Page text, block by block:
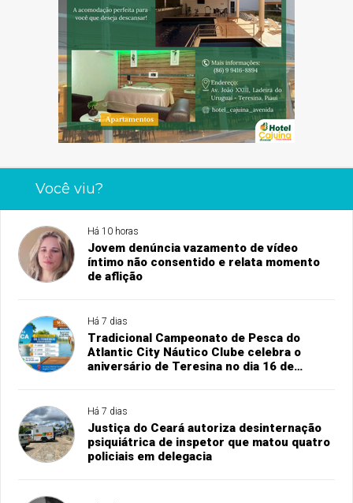
Você viu?
Há 10 horas
Jovem denúncia vazamento de vídeo
íntimo não consentido e relata momento
de aflição
Há 7 dias
Tradicional Campeonato de Pesca do
Atlantic City Náutico Clube celebra o
aniversário de Teresina no dia 16 de
Há 7 dias
Justiça do Ceará autoriza desinternação
psiquiátrica de inspetor que matou quatro
policiais em delegacia